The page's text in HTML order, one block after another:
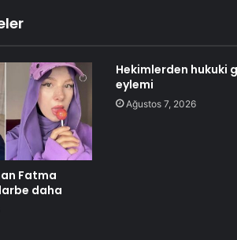
Fatma
daha
Hekimlerden hukuki
eylemi
Ağustos 7, 2026